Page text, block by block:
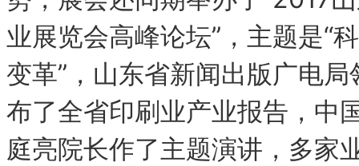
业展览会高峰论坛”，主题是“
变革”，山东省新闻出版广电
布了全省印刷业产业报告，中
庭亮院长作了主题演讲，多家